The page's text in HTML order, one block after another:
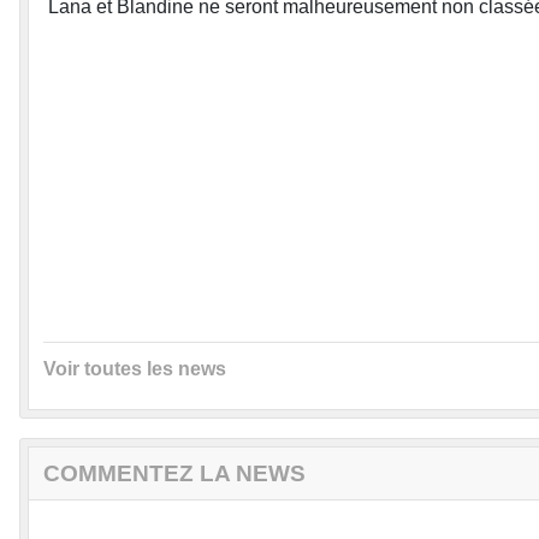
Lana et Blandine ne seront malheureusement non
Voir toutes les news
COMMENTEZ LA NEWS